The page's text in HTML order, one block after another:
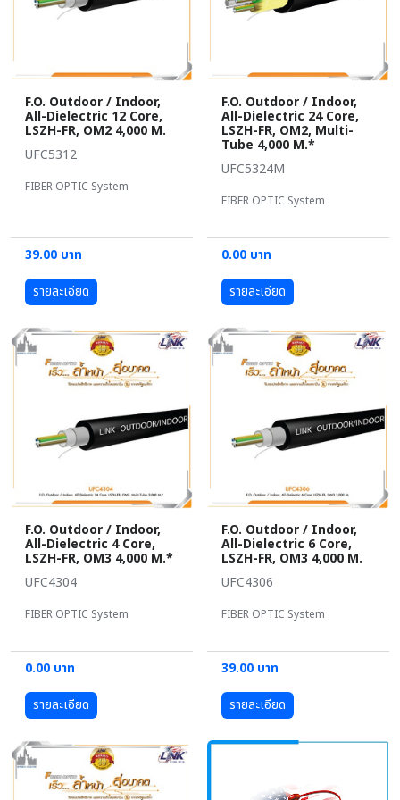
F.O. Outdoor / Indoor,
All-Dielectric 12 Core,
LSZH-FR, OM2 4,000 M.
UFC5312
FIBER OPTIC System
39.00 บาท
รายละเอียด
F.O. Outdoor / Indoor,
All-Dielectric 24 Core,
LSZH-FR, OM2, Multi-
Tube 4,000 M.*
UFC5324M
FIBER OPTIC System
0.00 บาท
รายละเอียด
F.O. Outdoor / Indoor,
All-Dielectric 4 Core,
LSZH-FR, OM3 4,000 M.*
UFC4304
FIBER OPTIC System
0.00 บาท
รายละเอียด
F.O. Outdoor / Indoor,
All-Dielectric 6 Core,
LSZH-FR, OM3 4,000 M.
UFC4306
FIBER OPTIC System
39.00 บาท
รายละเอียด